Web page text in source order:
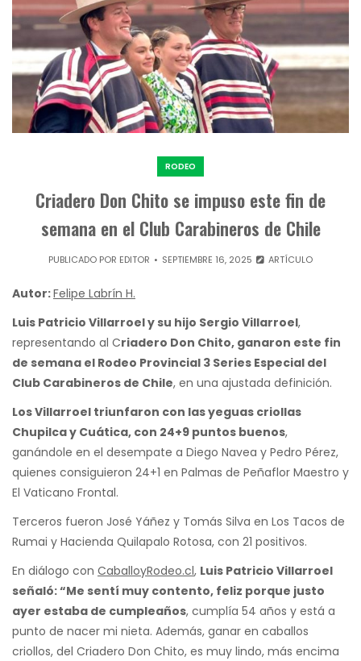
RODEO
Criadero Don Chito se impuso este fin de
semana en el Club Carabineros de Chile
PUBLICADO POR EDITOR SEPTIEMBRE 16, 2025 ARTÍCULO
Autor:Felipe Labrín H.
Luis Patricio Villarroel y su hijo Sergio Villarroel,
representando al Criadero Don Chito, ganaron este fin
de semana el Rodeo Provincial 3 Series Especial del
Club Carabineros de Chile, en una ajustada definición.
Los Villarroel triunfaron con las yeguas criollas
Chupilca y Cuática, con 24+9 puntos buenos,
ganándole en el desempate a Diego Navea y Pedro Pérez,
quienes consiguieron 24+1 en Palmas de Peñaflor Maestro y
El Vaticano Frontal.
Terceros fueron José Yáñez y Tomás Silva en Los Tacos de
Rumai y Hacienda Quilapalo Rotosa, con 21 positivos.
En diálogo con CaballoyRodeo.cl, Luis Patricio Villarroel
señaló: “Me sentí muy contento, feliz porque justo
ayer estaba de cumpleaños, cumplía 54 años y está a
punto de nacer mi nieta. Además, ganar en caballos
criollos, del Criadero Don Chito, es muy lindo, más encima